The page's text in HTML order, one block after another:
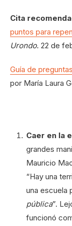
Cita
puntos para
Urondo. 22 de
Guía de
por María Laura
Caer en la
grandes
Mauricio
“Hay una
una escuela
pública”.
funcionó